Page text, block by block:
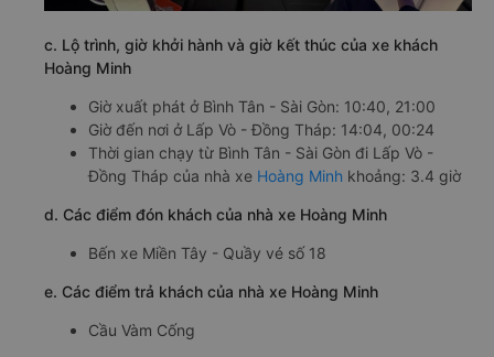
c. Lộ trình, giờ khởi hành và giờ kết thúc của xe khách
Hoàng Minh
Giờ xuất phát ở Bình Tân - Sài Gòn: 10:40, 21:00
Giờ đến nơi ở Lấp Vò - Đồng Tháp: 14:04, 00:24
Thời gian chạy từ Bình Tân - Sài Gòn đi Lấp Vò -
Đồng Tháp của nhà xe Hoàng Minh khoảng: 3.4 giờ
d. Các điểm đón khách của nhà xe Hoàng Minh
Bến xe Miền Tây - Quầy vé số 18
e. Các điểm trả khách của nhà xe Hoàng Minh
Cầu Vàm Cống